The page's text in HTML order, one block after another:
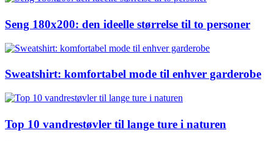
Seng 180x200: den ideelle størrelse til to personer
Sweatshirt: komfortabel mode til enhver garderobe
Top 10 vandrestøvler til lange ture i naturen